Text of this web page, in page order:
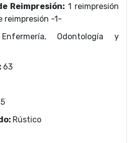
Reimpresión: 1 reimpresión
reimpresión -1-
Odontología y
63
Rústico